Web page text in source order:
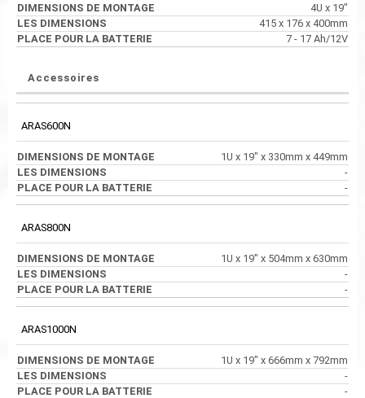
4U x 19"
415 x 176 x 400mm
7 - 17 Ah/12V
Accessoires
ARAS600N
1U x 19" x 330mm x 449mm
-
-
ARAS800N
1U x 19" x 504mm x 630mm
-
-
ARAS1000N
1U x 19" x 666mm x 792mm
-
-